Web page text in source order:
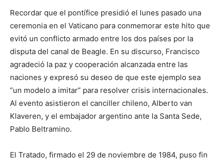
Recordar que el pontífice presidió el lunes pasado una
ceremonia en el Vaticano para conmemorar este hito que
evitó un conflicto armado entre los dos países por la
disputa del canal de Beagle. En su discurso, Francisco
agradeció la paz y cooperación alcanzada entre las
naciones y expresó su deseo de que este ejemplo sea
“un modelo a imitar” para resolver crisis internacionales.
Al evento asistieron el canciller chileno, Alberto van
Klaveren, y el embajador argentino ante la Santa Sede,
Pablo Beltramino.
El Tratado, firmado el 29 de noviembre de 1984, puso fin